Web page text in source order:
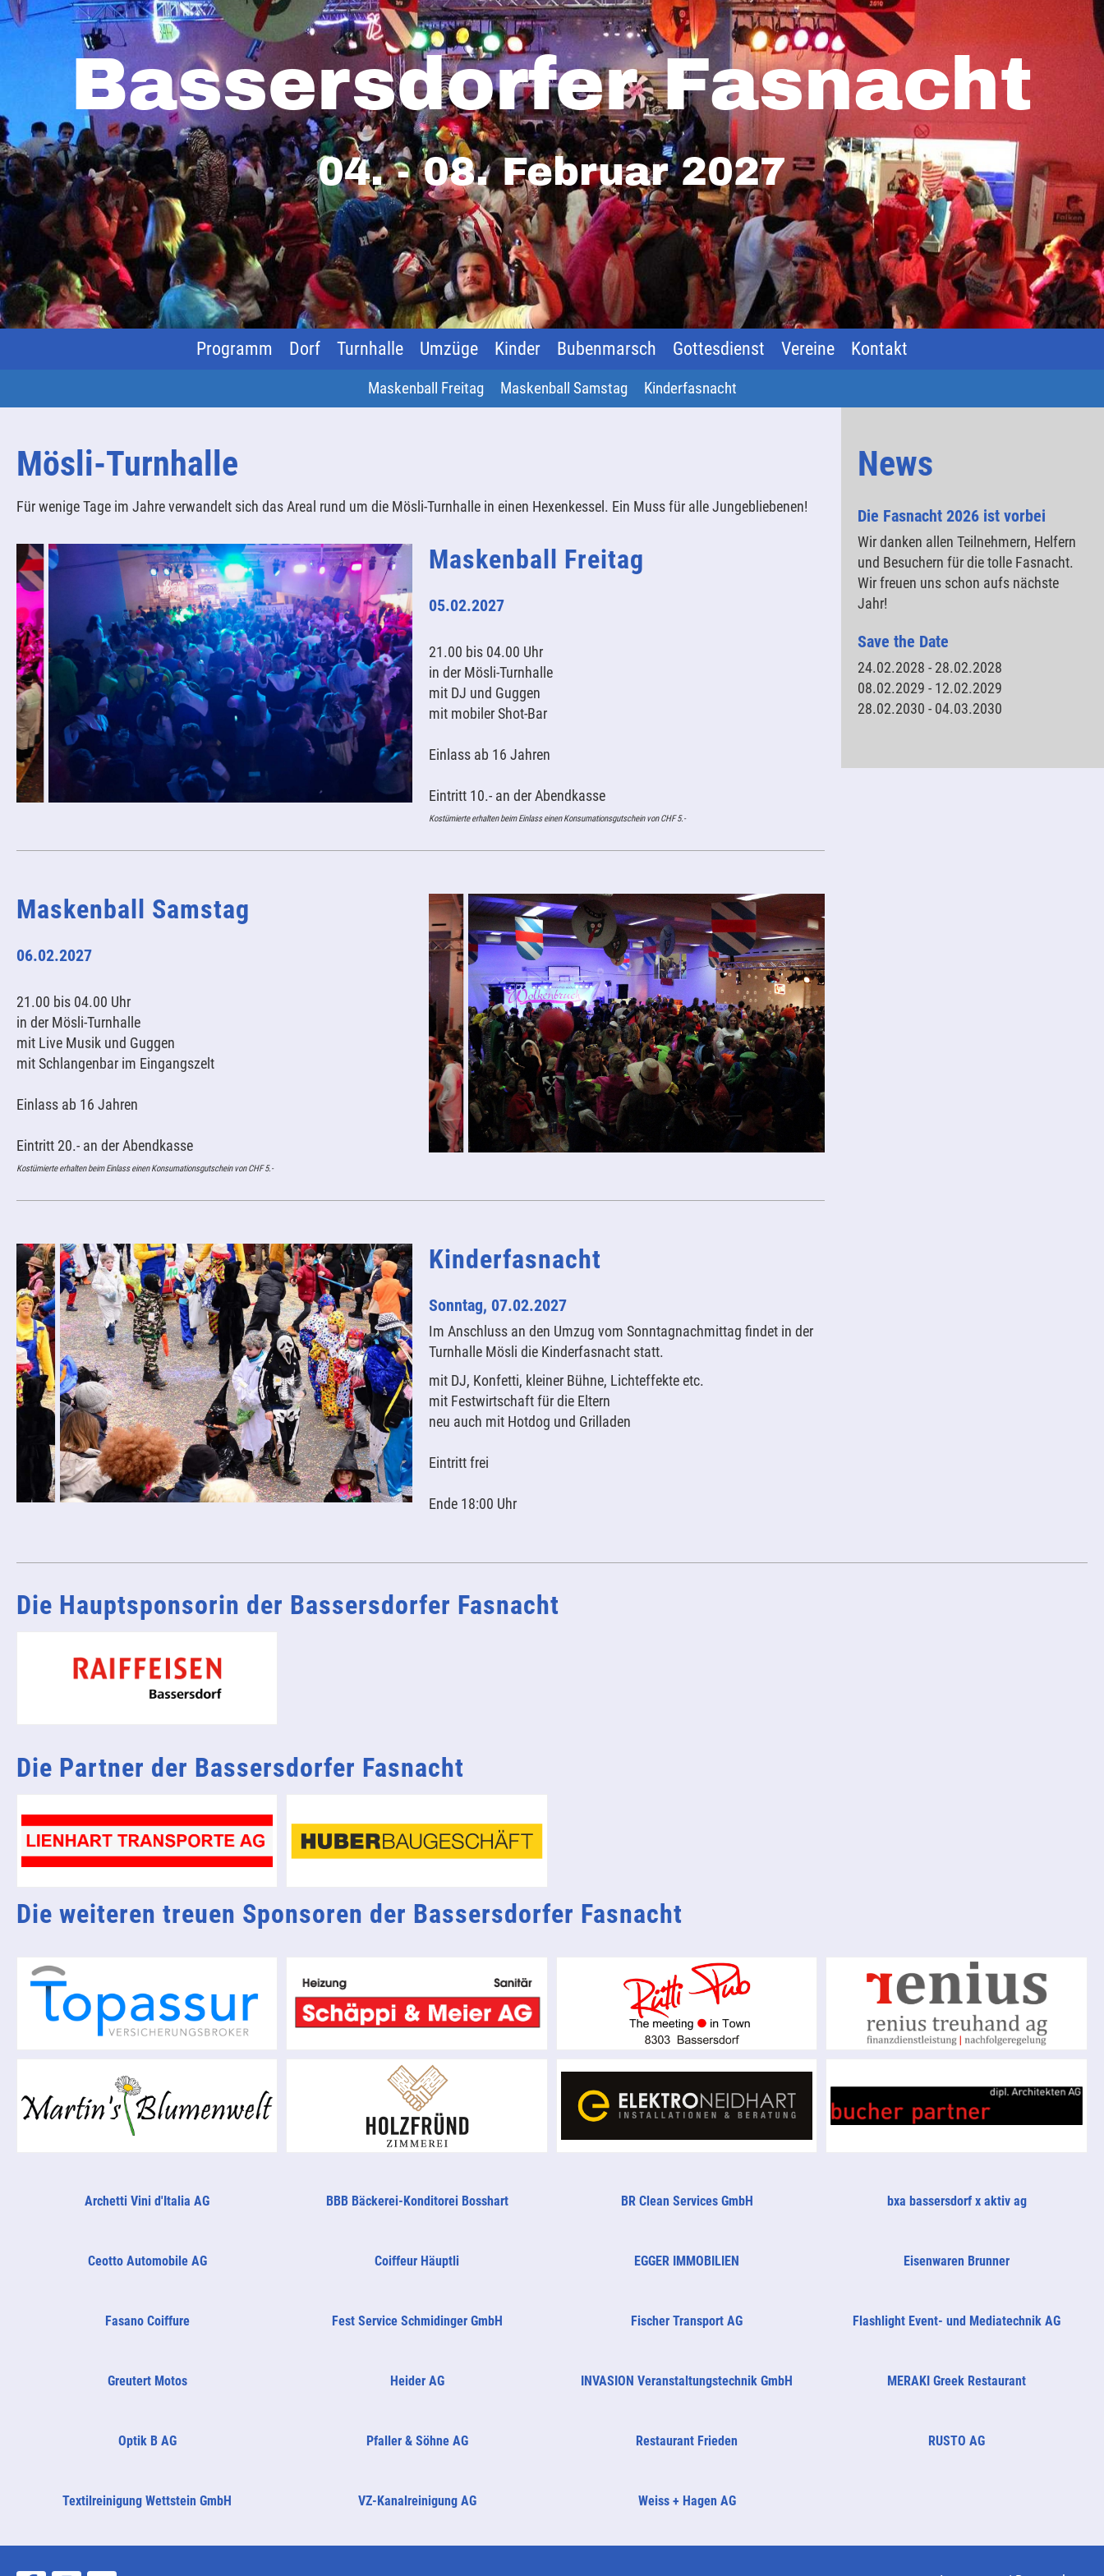
Bassersdorfer Fasnacht
04. - 08. Februar 2027
Programm Dorf Turnhalle Umzüge Kinder Bubenmarsch Gottesdienst Vereine Kontakt
Maskenball Freitag Maskenball Samstag Kinderfasnacht
Mösli-Turnhalle
Für wenige Tage im Jahre verwandelt sich das Areal rund um die Mösli-Turnhalle in einen Hexenkessel. Ein Muss für alle Jungebliebenen!
Maskenball Freitag
05.02.2027
21.00 bis 04.00 Uhr
in der Mösli-Turnhalle
mit DJ und Guggen
mit mobiler Shot-Bar
Einlass ab 16 Jahren
Eintritt 10.- an der Abendkasse
Kostümierte erhalten beim Einlass einen Konsumationsgutschein von CHF 5.-
Maskenball Samstag
06.02.2027
21.00 bis 04.00 Uhr
in der Mösli-Turnhalle
mit Live Musik und Guggen
mit Schlangenbar im Eingangszelt
Einlass ab 16 Jahren
Eintritt 20.- an der Abendkasse
Kostümierte erhalten beim Einlass einen Konsumationsgutschein von CHF 5.-
Kinderfasnacht
Sonntag, 07.02.2027
Im Anschluss an den Umzug vom Sonntagnachmittag findet in der
Turnhalle Mösli die Kinderfasnacht statt.
mit DJ, Konfetti, kleiner Bühne, Lichteffekte etc.
mit Festwirtschaft für die Eltern
neu auch mit Hotdog und Grilladen
Eintritt frei
Ende 18:00 Uhr
News
Die Fasnacht 2026 ist vorbei
Wir danken allen Teilnehmern, Helfern
und Besuchern für die tolle Fasnacht.
Wir freuen uns schon aufs nächste
Jahr!
Save the Date
24.02.2028 - 28.02.2028
08.02.2029 - 12.02.2029
28.02.2030 - 04.03.2030
Die Hauptsponsorin der Bassersdorfer Fasnacht
Die Partner der Bassersdorfer Fasnacht
Die weiteren treuen Sponsoren der Bassersdorfer Fasnacht
Archetti Vini d'Italia AG BBB Bäckerei-Konditorei Bosshart BR Clean Services GmbH bxa bassersdorf x aktiv ag
Ceotto Automobile AG Coiffeur Häuptli EGGER IMMOBILIEN Eisenwaren Brunner
Fasano Coiffure Fest Service Schmidinger GmbH Fischer Transport AG Flashlight Event- und Mediatechnik AG
Greutert Motos Heider AG INVASION Veranstaltungstechnik GmbH MERAKI Greek Restaurant
Optik B AG Pfaller & Söhne AG Restaurant Frieden RUSTO AG
Textilreinigung Wettstein GmbH VZ-Kanalreinigung AG Weiss + Hagen AG